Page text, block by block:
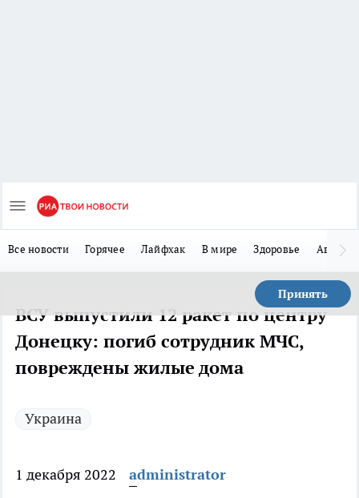
Все новости Горячее Лайфхак В мире Здоровье Авто
Принять
ВСУ выпустили 12 ракет по центру
Донецку: погиб сотрудник МЧС,
повреждены жилые дома
Украина
1 декабря 2022 administrator